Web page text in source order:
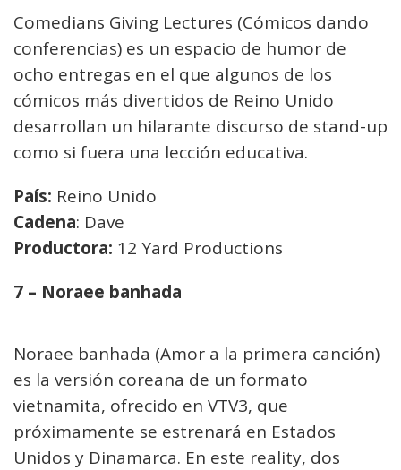
Comedians Giving Lectures (Cómicos dando
conferencias) es un espacio de humor de
ocho entregas en el que algunos de los
cómicos más divertidos de Reino Unido
desarrollan un hilarante discurso de stand-up
como si fuera una lección educativa.
País: Reino Unido
Cadena: Dave
Productora: 12 Yard Productions
7 – Noraee banhada
Noraee banhada (Amor a la primera canción)
es la versión coreana de un formato
vietnamita, ofrecido en VTV3, que
próximamente se estrenará en Estados
Unidos y Dinamarca. En este reality, dos